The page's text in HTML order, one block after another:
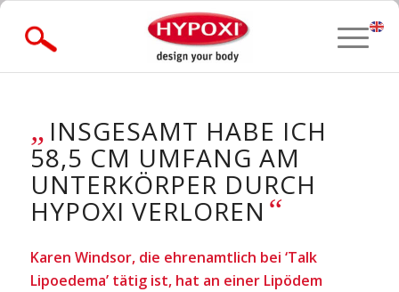
» Forgot Password?
„ INSGESAMT HABE ICH
58,5 CM UMFANG AM
UNTERKÖRPER DURCH
HYPOXI VERLOREN “
Karen Windsor, die ehrenamtlich bei ‘Talk
Lipoedema’ tätig ist, hat an einer Lipödem